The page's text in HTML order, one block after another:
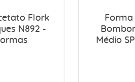
Flork
N892 -
Médio